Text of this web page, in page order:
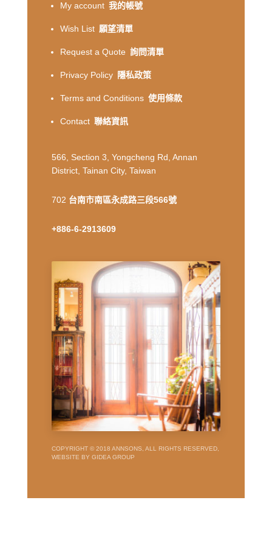
My account 我的帳號
Wish List 願望清單
Request a Quote 詢問清單
Privacy Policy 隱私政策
Terms and Conditions 使用條款
Contact 聯絡資訊
566, Section 3, Yongcheng Rd, Annan
District, Tainan City, Taiwan
702 台南市南區永成路三段566號
+886-6-2913609
COPYRIGHT © 2018 ANNSONS, ALL RIGHTS RESERVED,
WEBSITE BY GIDEA GROUP